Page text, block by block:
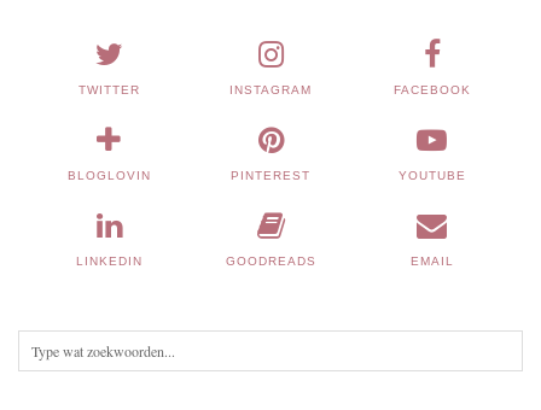
TWITTER INSTAGRAM FACEBOOK
BLOGLOVIN PINTEREST YOUTUBE
LINKEDIN GOODREADS EMAIL